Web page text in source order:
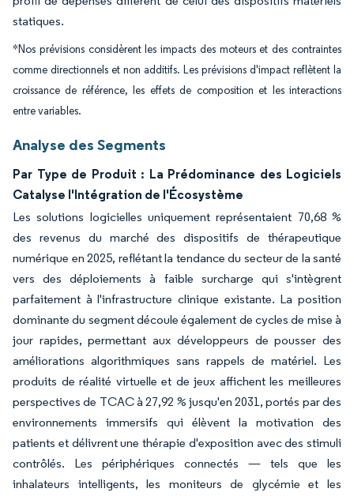
statiques.
*Nos prévisions considèrent les impacts des moteurs et des contraintes
comme directionnels et non additifs. Les prévisions d'impact reflètent la
croissance de référence, les effets de composition et les interactions
entre variables.
Analyse des Segments
Par Type de Produit : La Prédominance des Logiciels
Catalyse l'Intégration de l'Écosystème
Les solutions logicielles uniquement représentaient 70,68 %
des revenus du marché des dispositifs de thérapeutique
numérique en 2025, reflétant la tendance du secteur de la santé
vers des déploiements à faible surcharge qui s'intègrent
parfaitement à l'infrastructure clinique existante. La position
dominante du segment découle également de cycles de mise à
jour rapides, permettant aux développeurs de pousser des
améliorations algorithmiques sans rappels de matériel. Les
produits de réalité virtuelle et de jeux affichent les meilleures
perspectives de TCAC à 27,92 % jusqu'en 2031, portés par des
environnements immersifs qui élèvent la motivation des
patients et délivrent une thérapie d'exposition avec des stimuli
contrôlés. Les périphériques connectés — tels que les
inhalateurs intelligents, les moniteurs de glycémie et les